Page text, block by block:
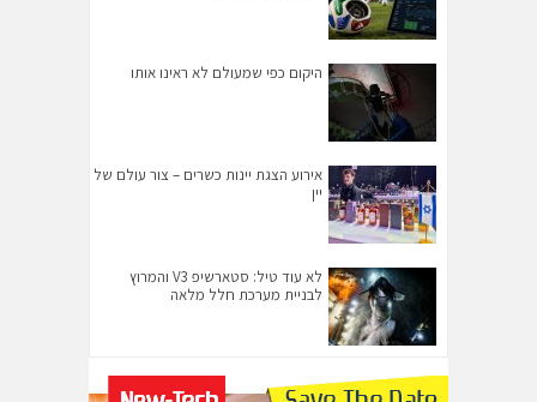
היקום כפי שמעולם לא ראינו אותו
אירוע הצגת יינות כשרים – צור עולם של
יין
לא עוד טיל: סטארשיפ V3 והמרוץ
לבניית מערכת חלל מלאה